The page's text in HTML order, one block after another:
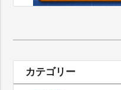
索:
カテゴリー